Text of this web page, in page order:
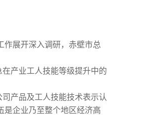
作展开深入调研，赤壁市总
产业工人技能等级提升中的
产品及工人技能技术表示认
是企业乃至整个地区经济高